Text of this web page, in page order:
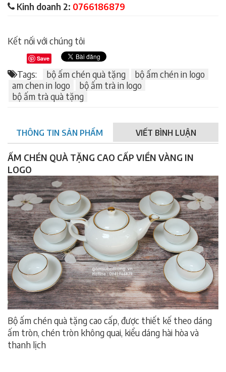
Kinh doanh 2: 0766186879
Kết nối với chúng tôi
Save
Tags: bộ ấm chén quà tặng
bộ ấm chén in logo
am chen in logo
bộ ấm trà in logo
bộ ấm trà quà tặng
THÔNG TIN SẢN PHẨM VIẾT BÌNH LUẬN
ẤM CHÉN QUÀ TẶNG CAO CẤP VIỀN VÀNG IN
LOGO
Bộ ấm chén quà tặng cao cấp, được thiết kế theo dáng
ấm tròn, chén tròn không quai, kiểu dáng hài hòa và
thanh lịch